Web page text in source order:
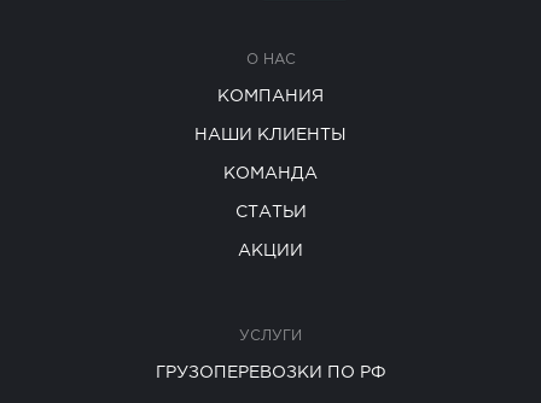
О НАС
КОМПАНИЯ
НАШИ КЛИЕНТЫ
КОМАНДА
СТАТЬИ
АКЦИИ
УСЛУГИ
ГРУЗОПЕРЕВОЗКИ ПО РФ